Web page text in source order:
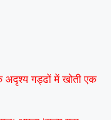
गड्ढों में खोती एक